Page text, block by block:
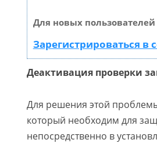
Для новых
Зарегистрироваться в
Деактивация проверки
Для решения этой
который необходим для
непосредственно в